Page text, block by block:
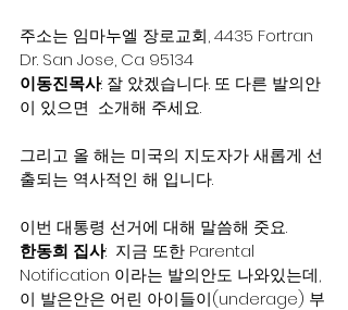
주소는 임마누엘 장로교회, 4435 Fortran
Dr. San Jose, Ca 95134
이동진목사: 잘 았겠습니다. 또 다른 발의안
이 있으면  소개해 주세요.
그리고 올 해는 미국의 지도자가 새롭게 선
출되는 역사적인 해 입니다.
이번 대통령 선거에 대해 말씀해 줏요.
한동희 집사:  지금 또한 Parental
Notification 이라는 발의안도 나와있는데,
이 발은안은 어린 아이들이(underage) 부